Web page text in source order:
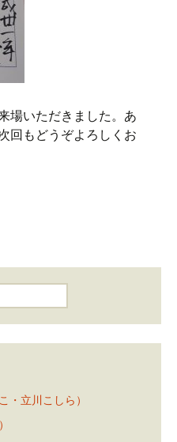
場いただきました。あ
回もどうぞよろしくお
・立川こしら）